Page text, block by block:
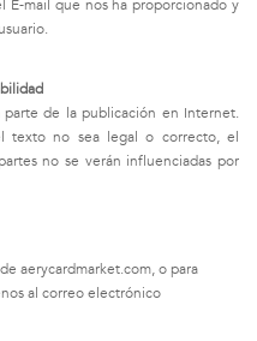
E-mail que nos ha proporcionado y
parte de la publicación en Internet.
texto no sea legal o correcto, el
no se verán influenciadas por
aerycardmarket.com, o para
al correo electrónico